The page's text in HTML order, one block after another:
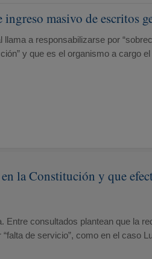
masivo de escritos
a responsabilizarse por
y que es el organismo a cargo
la Constitución y que
consultados plantean que la
de servicio”, como en el caso